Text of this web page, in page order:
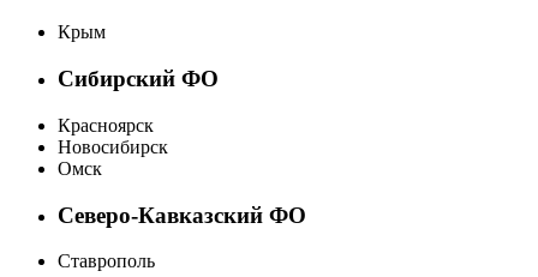
Крым
Сибирский ФО
Красноярск
Новосибирск
Омск
Северо-Кавказский ФО
Ставрополь